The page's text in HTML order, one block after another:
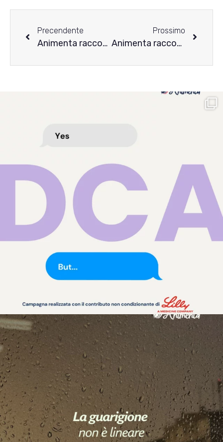
Precendente
Animenta racconta i disturbi alimentari – la storia di Celeste
Prossimo
Animenta racconta i disturbi alimentari – la storia di Serena